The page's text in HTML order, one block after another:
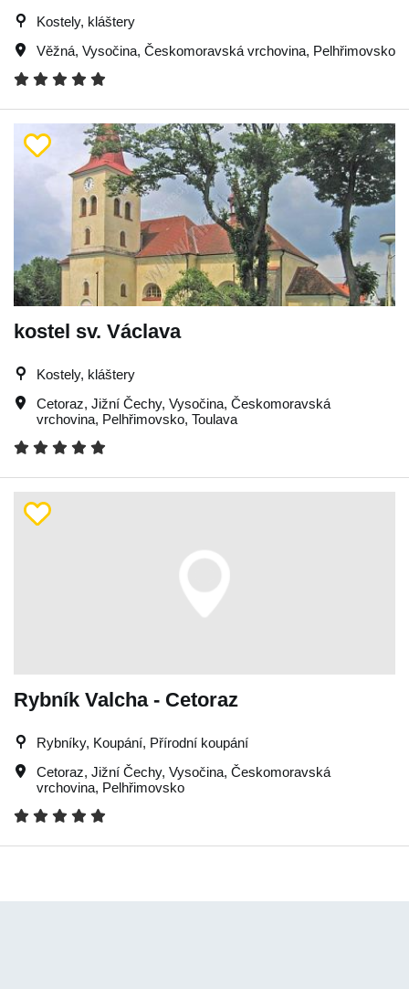
Kostely, kláštery
Věžná, Vysočina, Českomoravská vrchovina, Pelhřimovsko
kostel sv. Václava
Kostely, kláštery
Cetoraz, Jižní Čechy, Vysočina, Českomoravská
vrchovina, Pelhřimovsko, Toulava
Rybník Valcha - Cetoraz
Rybníky, Koupání, Přírodní koupání
Cetoraz, Jižní Čechy, Vysočina, Českomoravská
vrchovina, Pelhřimovsko